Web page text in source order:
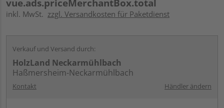
vue.ads.priceMerchantBox.total
inkl. MwSt. zzgl. Versandkosten für Paketdienst
Verkauf und Versand durch:
HolzLand Neckarmühlbach
Haßmersheim-Neckarmühlbach
Kontakt Händler ändern